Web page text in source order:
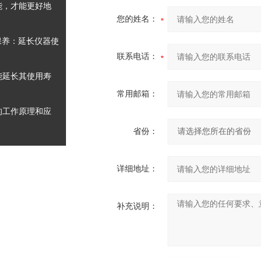
才能更好地
：延长仪器使
长其使用寿
作原理和应
您的姓名：
联系电话：
常用邮箱：
省份：
详细地址：
补充说明：